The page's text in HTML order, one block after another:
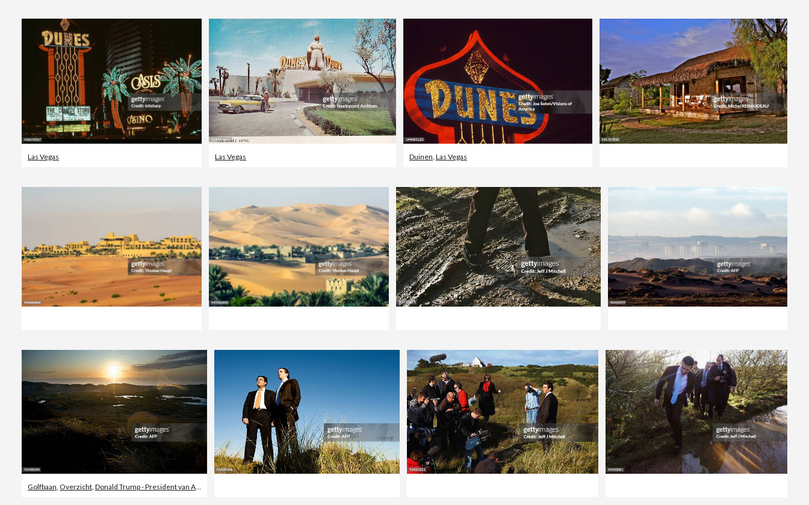
Las Vegas Las Vegas Duinen, Las Vegas
Golfbaan, Overzicht, Donald Trump - President van Amerika